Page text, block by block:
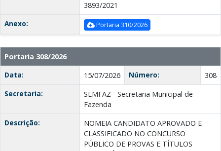
3893/2021
Anexo:
Portaria 310/2026
Portaria 308/2026
Data:
15/07/2026 Número:
308
Secretaria:
SEMFAZ - Secretaria Municipal de
Fazenda
Descrição:
NOMEIA CANDIDATO APROVADO E
CLASSIFICADO NO CONCURSO
PÚBLICO DE PROVAS E TÍTULOS